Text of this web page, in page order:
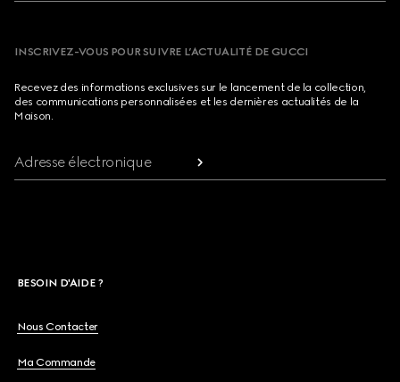
INSCRIVEZ-VOUS POUR SUIVRE L’ACTUALITÉ DE GUCCI
Recevez des informations exclusives sur le lancement de la collection,
des communications personnalisées et les dernières actualités de la
Maison.
Adresse électronique
BESOIN D'AIDE ?
Nous Contacter
Ma Commande